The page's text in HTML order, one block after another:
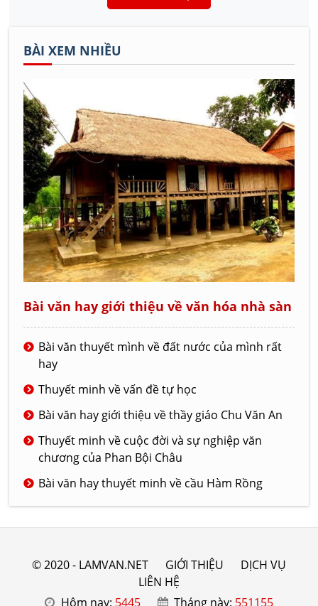
BÀI XEM NHIỀU
Bài văn hay giới thiệu về văn hóa nhà sàn
Bài văn thuyết mình về đất nước của mình rất
hay
Thuyết minh về vấn đề tự học
Bài văn hay giới thiệu về thầy giáo Chu Văn An
Thuyết minh về cuộc đời và sự nghiệp văn
chương của Phan Bội Châu
Bài văn hay thuyết minh về cầu Hàm Rồng
© 2020 - LAMVAN.NET GIỚI THIỆU
DỊCH VỤ
LIÊN HỆ
Hôm nay: 5445 Tháng này: 551155